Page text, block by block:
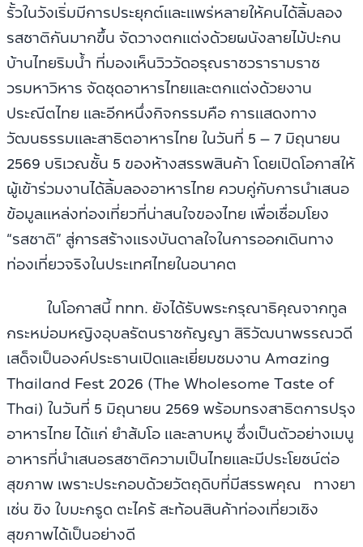
รั้วในวังเริ่มมีการประยุกต์และแพร่หลายให้คนได้ลิ้มลอง
รสชาติกันมากขึ้น จัดวางตกแต่งด้วยผนังลายไม้ปะกน
บ้านไทยริมน้ำ ที่มองเห็นวิววัดอรุณราชวรารามราช
วรมหาวิหาร จัดชุดอาหารไทยและตกแต่งด้วยงาน
ประณีตไทย และอีกหนึ่งกิจกรรมคือ การแสดงทาง
วัฒนธรรมและสาธิตอาหารไทย ในวันที่ 5 – 7 มิถุนายน
2569 บริเวณชั้น 5 ของห้างสรรพสินค้า โดยเปิดโอกาสให้
ผู้เข้าร่วมงานได้ลิ้มลองอาหารไทย ควบคู่กับการนำเสนอ
ข้อมูลแหล่งท่องเที่ยวที่น่าสนใจของไทย เพื่อเชื่อมโยง
“รสชาติ” สู่การสร้างแรงบันดาลใจในการออกเดินทาง
ท่องเที่ยวจริงในประเทศไทยในอนาคต
ในโอกาสนี้ ททท. ยังได้รับพระกรุณาธิคุณจากทูล
กระหม่อมหญิงอุบลรัตนราชกัญญา สิริวัฒนาพรรณวดี
เสด็จเป็นองค์ประธานเปิดและเยี่ยมชมงาน Amazing
Thailand Fest 2026 (The Wholesome Taste of
Thai) ในวันที่ 5 มิถุนายน 2569 พร้อมทรงสาธิตการปรุง
อาหารไทย ได้แก่ ยำส้มโอ และลาบหมู ซึ่งเป็นตัวอย่างเมนู
อาหารที่นำเสนอรสชาติความเป็นไทยและมีประโยชน์ต่อ
สุขภาพ เพราะประกอบด้วยวัตถุดิบที่มีสรรพคุณ ทางยา
เช่น ขิง ใบมะกรูด ตะไคร้ สะท้อนสินค้าท่องเที่ยวเชิง
สุขภาพได้เป็นอย่างดี